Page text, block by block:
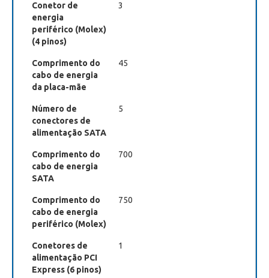
Conetor de
energia
periférico (Molex)
(4 pinos)
3
Comprimento do
cabo de energia
da placa-mãe
45
Número de
conectores de
alimentação SATA
5
Comprimento do
cabo de energia
SATA
700
Comprimento do
cabo de energia
periférico (Molex)
750
Conetores de
alimentação PCI
Express (6 pinos)
1